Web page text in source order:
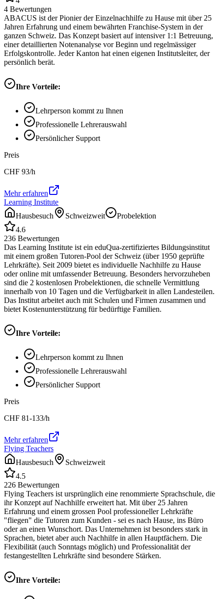
4 Bewertungen
ABACUS ist der Pionier der Einzelnachhilfe zu Hause mit über 25
Jahren Erfahrung und einem bewährten Franchise-System in der
ganzen Schweiz. Das Konzept basiert auf intensiver 1:1 Betreuung,
einer detaillierten Notenanalyse vor Beginn und regelmässiger
Erfolgskontrolle. Jeder Kanton hat einen eigenen Institutsleiter, der
persönlich berät.
Ihre Vorteile:
Lehrperson kommt zu Ihnen
Professionelle Lehrerauswahl
Persönlicher Support
Preis
CHF 93/h
Mehr erfahren
Learning Institute
Hausbesuch
Schweizweit
Probelektion
4.6
236 Bewertungen
Das Learning Institute ist ein eduQua-zertifiziertes Bildungsinstitut
mit einem großen Tutoren-Pool der Schweiz (über 1950 geprüfte
Lehrkräfte). Seit 2009 bietet es individuelle Nachhilfe zu Hause
oder online mit umfassender Betreuung. Besonders hervorzuheben
sind die 2 kostenlosen Probelektionen, die schnelle Vermittlung
innerhalb von 10 Tagen und die Verfügbarkeit in allen Landesteilen.
Das Institut arbeitet auch mit Schulen und Firmen zusammen und
bietet Kostenunterstützung für bedürftige Familien.
Ihre Vorteile:
Lehrperson kommt zu Ihnen
Professionelle Lehrerauswahl
Persönlicher Support
Preis
CHF 81-133/h
Mehr erfahren
Flying Teachers
Hausbesuch
Schweizweit
4.5
226 Bewertungen
Flying Teachers ist ursprünglich eine renommierte Sprachschule, die
ihr Konzept auf Nachhilfe erweitert hat. Mit über 25 Jahren
Erfahrung und einem grossen Pool professioneller Lehrkräfte
"fliegen" die Tutoren zum Kunden - sei es nach Hause, ins Büro
oder an einen Wunschort. Das Unternehmen ist besonders stark in
Sprachen, bietet aber auch Nachhilfe in allen Hauptfächern. Die
Flexibilität (auch Sonntags möglich) und Professionalität der
festangestellten Lehrkräfte sind besondere Stärken.
Ihre Vorteile: